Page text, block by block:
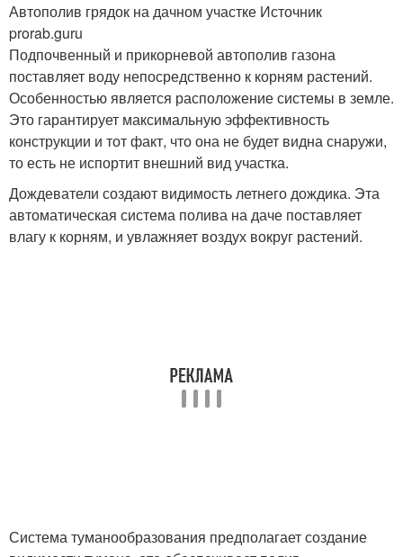
Автополив грядок на дачном участке Источник
prorab.guru
Подпочвенный и прикорневой автополив газона
поставляет воду непосредственно к корням растений.
Особенностью является расположение системы в земле.
Это гарантирует максимальную эффективность
конструкции и тот факт, что она не будет видна снаружи,
то есть не испортит внешний вид участка.
Дождеватели создают видимость летнего дождика. Эта
автоматическая система полива на даче поставляет
влагу к корням, и увлажняет воздух вокруг растений.
Система туманообразования предполагает создание